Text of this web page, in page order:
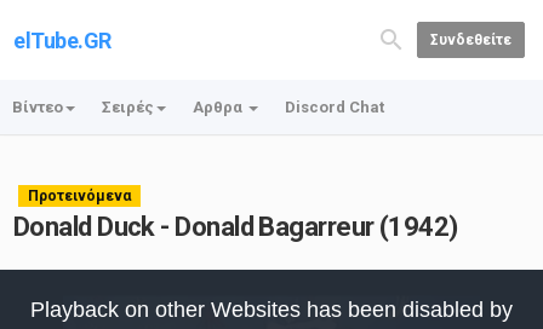
elTube.GR Συνδεθείτε
Βίντεο Σειρές Αρθρα Discord Chat
Προτεινόμενα
Donald Duck - Donald Bagarreur (1942)
Playback on other Websites has been disabled by